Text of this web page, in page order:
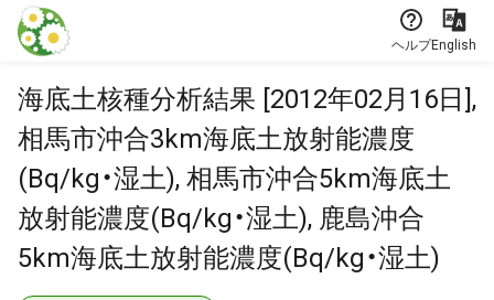
本文に飛ぶ
ヘルプEnglish
海底土核種分析結果 [2012年02月16日],
相馬市沖合3km海底土放射能濃度
(Bq/kg・湿土), 相馬市沖合5km海底土
放射能濃度(Bq/kg・湿土), 鹿島沖合
5km海底土放射能濃度(Bq/kg・湿土)